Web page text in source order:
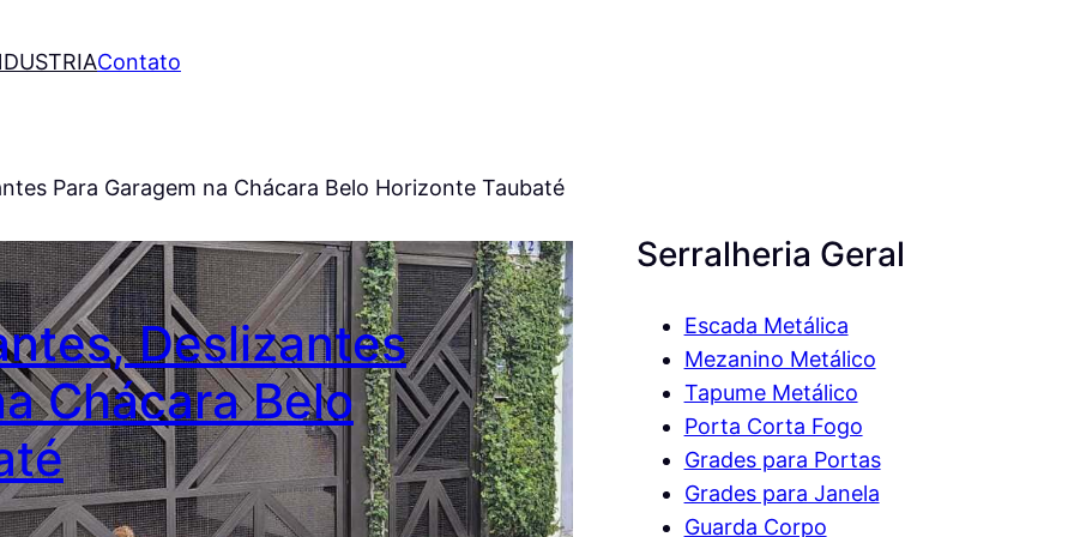
Contato
Para Garagem na Chácara Belo Horizonte Taubaté
Deslizantes
Chácara Belo
Serralheria Geral
Escada Metálica
Mezanino Metálico
Tapume Metálico
Porta Corta Fogo
Grades para Portas
Grades para Janela
Guarda Corpo